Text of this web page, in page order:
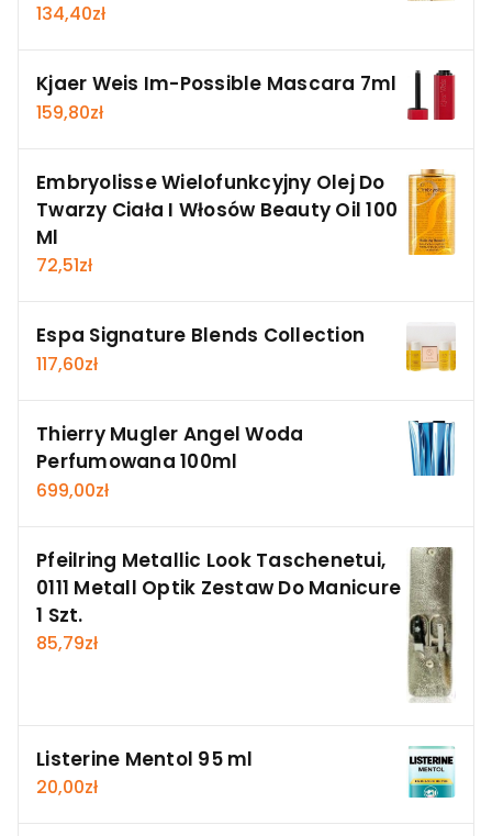
134,40zł
Kjaer Weis Im-Possible Mascara 7ml
159,80zł
Embryolisse Wielofunkcyjny Olej Do
Twarzy Ciała I Włosów Beauty Oil 100
Ml
72,51zł
Espa Signature Blends Collection
117,60zł
Thierry Mugler Angel Woda
Perfumowana 100ml
699,00zł
Pfeilring Metallic Look Taschenetui,
0111 Metall Optik Zestaw Do Manicure
1 Szt.
85,79zł
Listerine Mentol 95 ml
20,00zł